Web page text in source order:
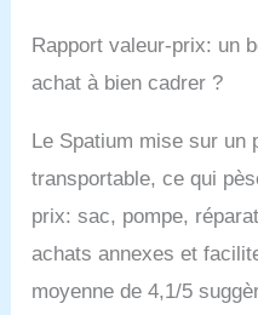
Rapport valeur-prix: un
achat à bien cadrer ?
Le Spatium mise sur un
transportable, ce qui
prix: sac, pompe,
achats annexes et
moyenne de 4,1/5